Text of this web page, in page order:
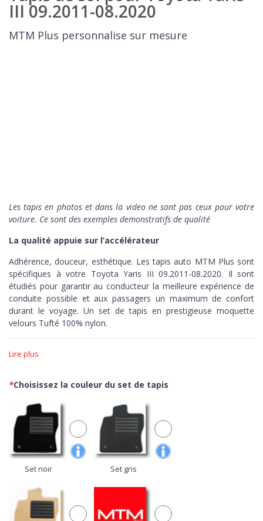
III 09.2011-08.2020
MTM Plus personnalise sur mesure
Les tapis en photos et dans la video ne sont pas ceux pour votre
voiture. Ce sont des exemples demonstratifs de qualité
La qualité appuie sur l’accélérateur
Adhérence, douceur, esthétique. Les tapis auto MTM Plus sont
spécifiques à votre Toyota Yaris III 09.2011-08.2020. Il sont
étudiés pour garantir au conducteur la meilleure expérience de
conduite possible et aux passagers un maximum de confort
durant le voyage. Un set de tapis en prestigieuse moquette
velours Tufté 100% nylon.
découpés à la perfection en fonction des courbes de votre
un contrôle maximum, zéro peur de pousser sur les pédales.
Douceur >
Avec le velours Tufté, ouvrez les portes de votre
voiture à la moquette plus prisé du secteur automobile. Un
confortable nylon de grande qualité avec finitions réalisée au
métier à tisser pour obtenir une excellente densité de fibres, une
grande luminosité du tissu et une extrême simplicité de
nettoyage.
Esthétique >
Minutieuses finitions aussi bien sur le dessus que
sur le dessous, les tapis de la gamme MTM Plus,
Italy,
sont beaux à voir et à toucher. De nombreuses
Lire plus
*Choisissez la couleur du set de tapis
Set noir Set gris